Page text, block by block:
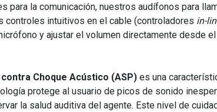
para la comunicación, nuestros audífonos para
controles intuitivos en el cable (controladores in-
y ajustar el volumen directamente desde
Choque Acústico (ASP) es una
protege al usuario de picos de sonido
la salud auditiva del agente. Este nivel de